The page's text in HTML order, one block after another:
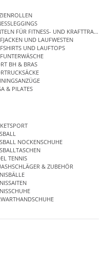
FÜR FITNESS- UND
UND LAUFWESTEN
UND LAUFTOPS
BH & BRAS
& PILATES
NOCKENSCHUHE
TENNIS
& ZUBEHÖR